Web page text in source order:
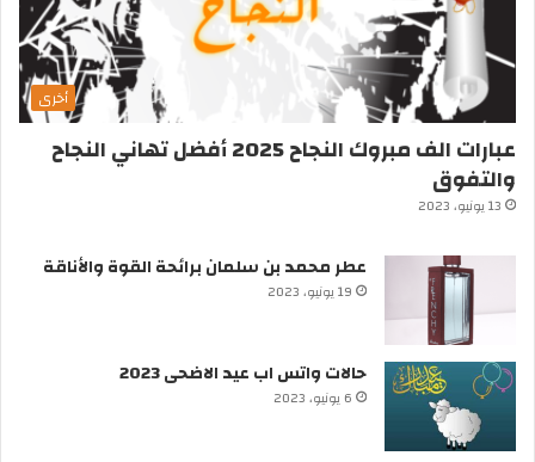
أخرى
عبارات الف مبروك النجاح 2025 أفضل تهاني النجاح
والتفوق
13 يونيو، 2023
عطر محمد بن سلمان برائحة القوة والأناقة
19 يونيو، 2023
حالات واتس اب عيد الاضحى 2023
6 يونيو، 2023